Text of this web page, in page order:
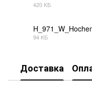
420 КБ
94 КБ
Доставка